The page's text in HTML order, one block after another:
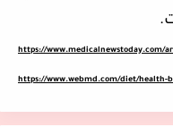
https://www.medicalnewstoday.com/
https://www.webmd.com/diet/health-